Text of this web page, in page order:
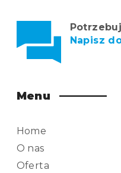
Napisz
Menu
Home
O nas
Oferta